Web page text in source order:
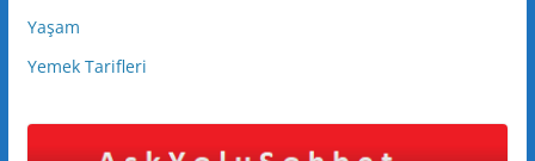
Yaşam
Yemek Tarifleri